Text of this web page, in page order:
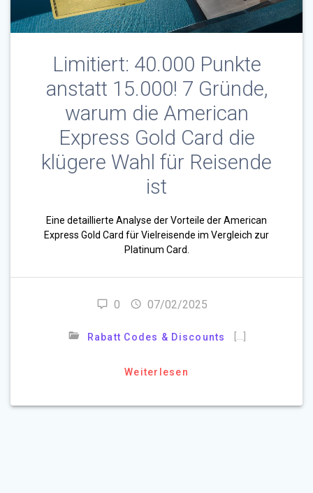
Limitiert: 40.000 Punkte
anstatt 15.000! 7 Gründe,
warum die American
Express Gold Card die
klügere Wahl für Reisende
ist
Eine detaillierte Analyse der Vorteile der American
Express Gold Card für Vielreisende im Vergleich zur
Platinum Card.
0 07/02/2025
Rabatt Codes & Discounts
Weiterlesen